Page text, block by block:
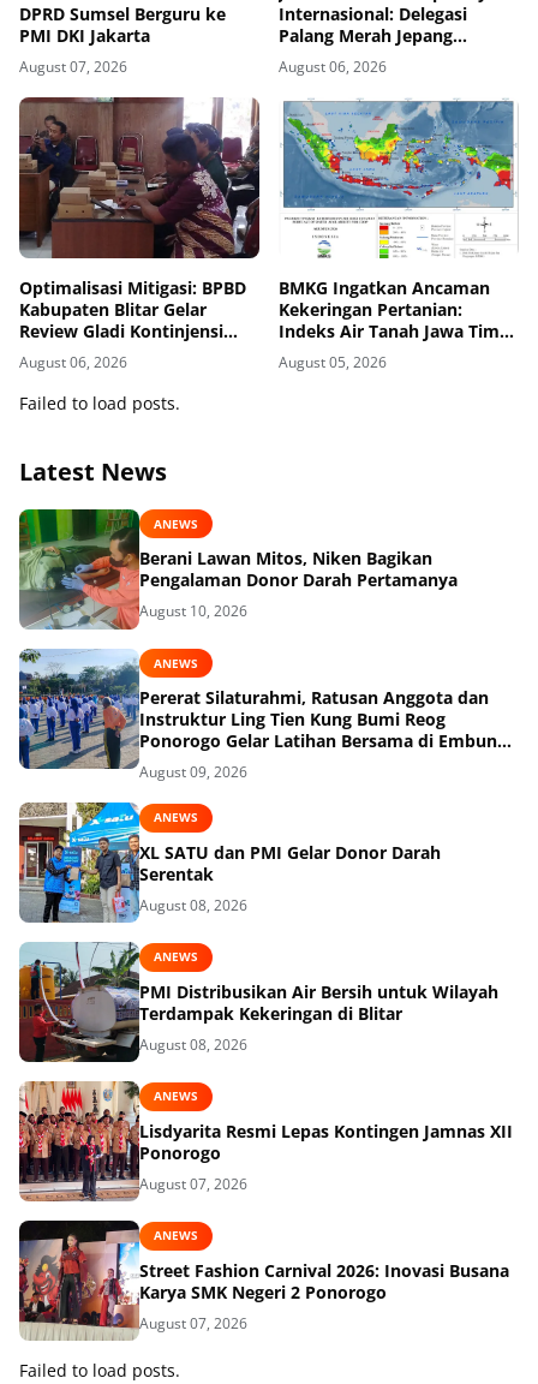
DPRD Sumsel Berguru ke
PMI DKI Jakarta
August 07, 2026
Internasional: Delegasi
Palang Merah Jepang
Perkuat Kesiapsiagaan
Bencana di Kawasan Pesisir
dan Sekolah
August 06, 2026
Optimalisasi Mitigasi: BPBD
Kabupaten Blitar Gelar
Review Gladi Kontinjensi
Erupsi Gunung Kelud
August 06, 2026
BMKG Ingatkan Ancaman
Kekeringan Pertanian:
Indeks Air Tanah Jawa Timur
Agustus 2026 Masuk
Kategori Kurang
August 05, 2026
Failed to load posts.
Latest News
ANEWS
Berani Lawan Mitos, Niken Bagikan
Pengalaman Donor Darah Pertamanya
August 10, 2026
ANEWS
Pererat Silaturahmi, Ratusan Anggota dan
Instruktur Ling Tien Kung Bumi Reog
Ponorogo Gelar Latihan Bersama di Embung
Pakel
August 09, 2026
ANEWS
XL SATU dan PMI Gelar Donor Darah
Serentak
August 08, 2026
ANEWS
PMI Distribusikan Air Bersih untuk Wilayah
Terdampak Kekeringan di Blitar
August 08, 2026
ANEWS
Lisdyarita Resmi Lepas Kontingen Jamnas XII
Ponorogo
August 07, 2026
ANEWS
Street Fashion Carnival 2026: Inovasi Busana
Karya SMK Negeri 2 Ponorogo
August 07, 2026
Failed to load posts.